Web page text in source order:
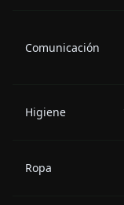
Comunicación
Higiene
Ropa